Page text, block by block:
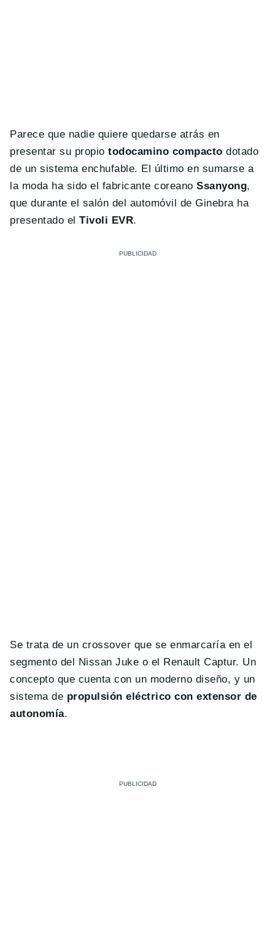
Parece que nadie quiere quedarse atrás en
presentar su propiotodocamino compacto dotado
de un sistema enchufable. El último en sumarse a
la moda ha sido el fabricante coreanoSsanyong,
que durante el salón del automóvil de Ginebra ha
presentado elTivoli EVR.
Se trata de un crossover que se enmarcaría en el
segmento del Nissan Juke o el Renault Captur. Un
concepto que cuenta con un moderno diseño, y un
sistema de propulsión eléctrico con extensor de
autonomía.